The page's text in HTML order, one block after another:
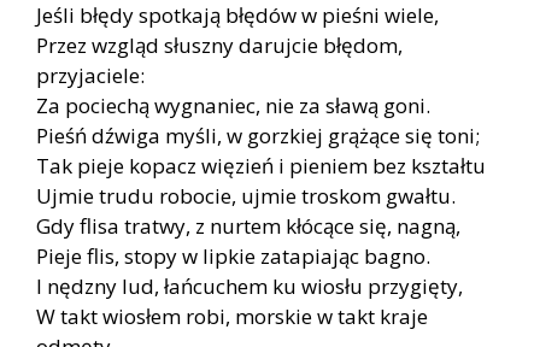
Jeśli błędy spotkają błędów w pieśni wiele,
Przez wzgląd słuszny darujcie błędom,
przyjaciele:
Za pociechą wygnaniec, nie za sławą goni.
Pieśń dźwiga myśli, w gorzkiej grążące się toni;
Tak pieje kopacz więzień i pieniem bez kształtu
Ujmie trudu robocie, ujmie troskom gwałtu.
Gdy flisa tratwy, z nurtem kłócące się, nagną,
Pieje flis, stopy w lipkie zatapiając bagno.
I nędzny lud, łańcuchem ku wiosłu przygięty,
W takt wiosłem robi, morskie w takt kraje